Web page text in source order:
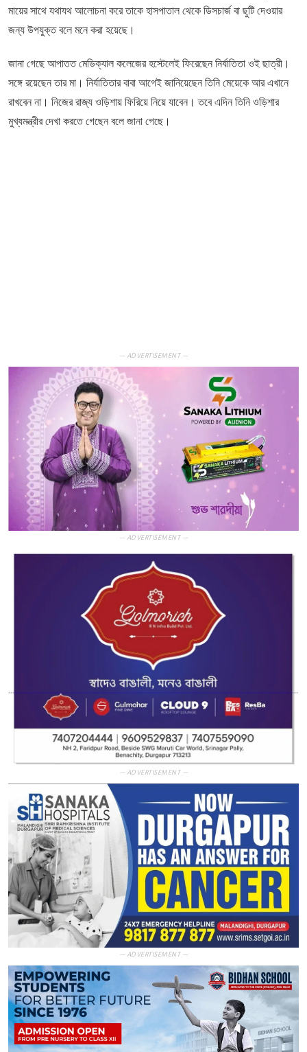
মায়ের সাথে যথাযথ আলোচনা করে তাকে হাসপাতাল থেকে ডিসচার্জ বা ছুটি দেওয়ার
জন্য উপযুক্ত বলে মনে করা হয়েছে।
জানা গেছে আপাতত মেডিক্যাল কলেজের হস্টেলেই ফিরেছেন নির্যাতিতা ওই ছাত্রী।
সঙ্গে রয়েছেন তার মা। নির্যাতিতার বাবা আগেই জানিয়েছেন তিনি মেয়েকে আর এখানে
রাখবেন না। নিজের রাজ্য ওড়িশায় ফিরিয়ে নিয়ে যাবেন। তবে এদিন তিনি ওড়িশার
মুখ্যমন্ত্রীর দেখা করতে গেছেন বলে জানা গেছে।
— ADVERTISEMENT —
— ADVERTISEMENT —
— ADVERTISEMENT —
— ADVERTISEMENT —